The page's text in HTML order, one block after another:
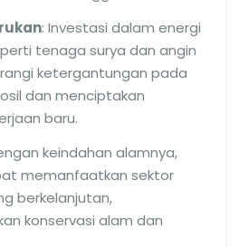
: Investasi dalam energi
tenaga surya dan angin
ketergantungan pada
dan menciptakan
baru.
keindahan alamnya,
memanfaatkan sektor
berkelanjutan,
konservasi alam dan